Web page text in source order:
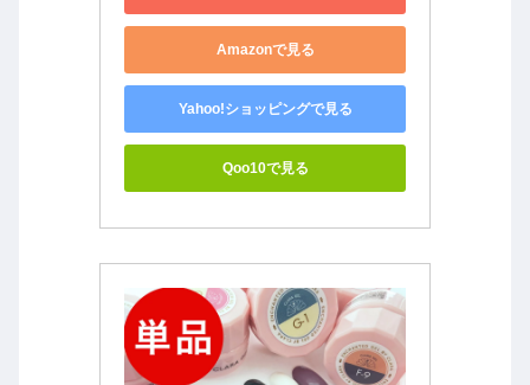
Amazonで見る
Yahoo!ショッピングで見る
Qoo10で見る